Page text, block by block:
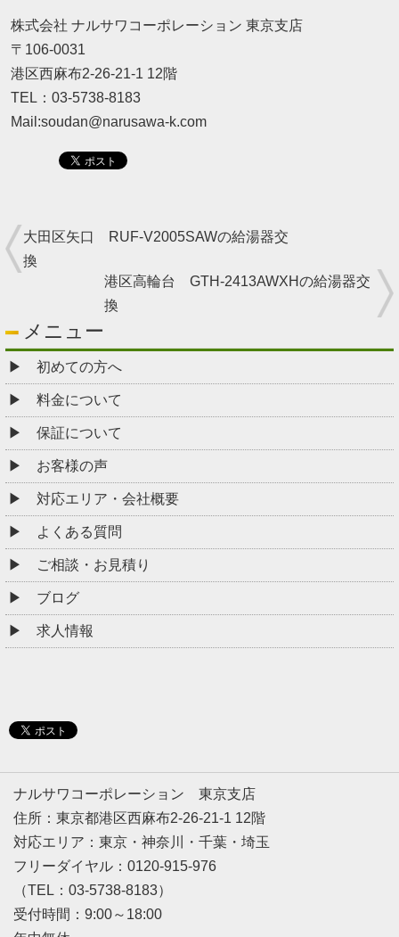
株式会社 ナルサワコーポレーション 東京支店
〒106-0031
港区西麻布2-26-21-1 12階
TEL：03-5738-8183
Mail:soudan@narusawa-k.com
大田区矢口 RUF-V2005SAWの給湯器交
換
港区高輪台 GTH-2413AWXHの給湯器交
換
メニュー
初めての方へ
料金について
保証について
お客様の声
対応エリア・会社概要
よくある質問
ご相談・お見積り
ブログ
求人情報
ナルサワコーポレーション 東京支店
住所：東京都港区西麻布2-26-21-1 12階
対応エリア：東京・神奈川・千葉・埼玉
フリーダイヤル：0120-915-976
（TEL：03-5738-8183）
受付時間：9:00～18:00